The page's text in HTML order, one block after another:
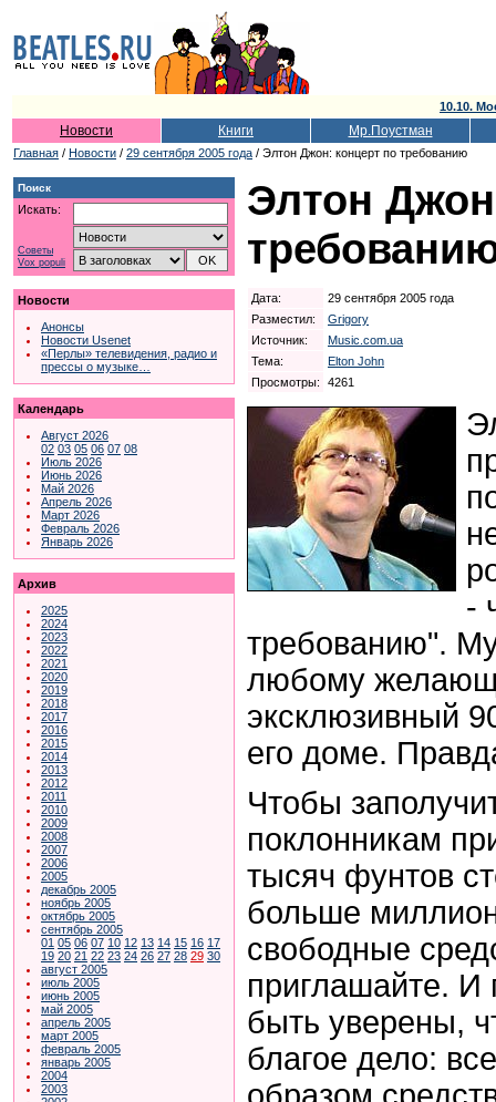
10.10.
Новости Книги Мр.Поустман
Главная / Новости / 29 сентября 2005 года / Элтон Джон: концерт по требованию
Поиск
Искать:
Советы
Vox populi
Новости
Анонсы
Новости Usenet
«Перлы» телевидения, радио и
прессы о музыке…
Календарь
Август 2026
02 03 05 06 07 08
Июль 2026
Июнь 2026
Май 2026
Апрель 2026
Март 2026
Февраль 2026
Январь 2026
Архив
2025
2024
2023
2022
2021
2020
2019
2018
2017
2016
2015
2014
2013
2012
2011
2010
2009
2008
2007
2006
2005
декабрь 2005
ноябрь 2005
октябрь 2005
сентябрь 2005
01 05 06 07 10 12 13 14 15 16 17
19 20 21 22 23 24 26 27 28 29 30
август 2005
июль 2005
июнь 2005
май 2005
апрель 2005
март 2005
февраль 2005
январь 2005
2004
2003
Элтон
Дата:
29 сентября 2005 года
Разместил:
Grigory
Источник:
Music.com.ua
Тема:
Elton John
Просмотры:
4261
-
требованию".
любому
эксклюзивный
его доме.
Чтобы
поклонникам
тысяч фунтов
больше
свободные
приглашайте. И
быть уверены,
благое дело: